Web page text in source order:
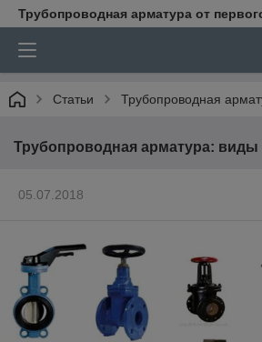
Трубопроводная арматура от
Статьи Трубопроводная
Трубопроводная арматура:
05.07.2018